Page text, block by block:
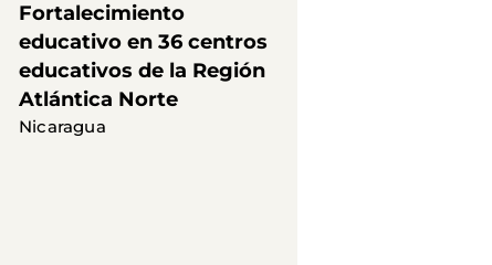
Fortalecimiento
educativo en 36 centros
educativos de la Región
Atlántica Norte
Nicaragua